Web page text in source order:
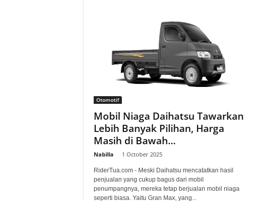
Otomotif
Mobil Niaga Daihatsu Tawarkan
Lebih Banyak Pilihan, Harga
Masih di Bawah...
Nabilla 1 October 2025
RiderTua.com - Meski Daihatsu mencatatkan hasil
penjualan yang cukup bagus dari mobil
penumpangnya, mereka tetap berjualan mobil niaga
seperti biasa. Yaitu Gran Max, yang...